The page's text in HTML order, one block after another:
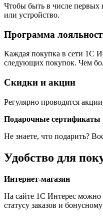
Чтобы быть в числе первых
или устройство.
Программа
Каждая покупка в сети 1С
следующих покупок. Чем
Скидки и акции
Регулярно проводятся
Подарочные сертификаты
Не знаете, что подарить?
Удобство для
Интернет-магазин
На сайте 1С Интерес можно
статусу заказов и бонусному